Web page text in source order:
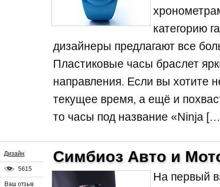
категорию
дизайнеры предлагают все
Пластиковые часы браслет
направления. Если вы хотите
текущее время, а ещё и
то часы под название «Ninja
Дизайн
5615
Симбиоз Авто и
На первый